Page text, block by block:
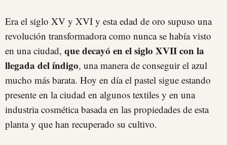
Era el siglo XV y XVI y esta edad de oro supuso una
revolución transformadora como nunca se había visto
en una ciudad, que decayó en el siglo XVII con la
llegada del índigo, una manera de conseguir el azul
mucho más barata. Hoy en día el pastel sigue estando
presente en la ciudad en algunos textiles y en una
industria cosmética basada en las propiedades de esta
planta y que han recuperado su cultivo.